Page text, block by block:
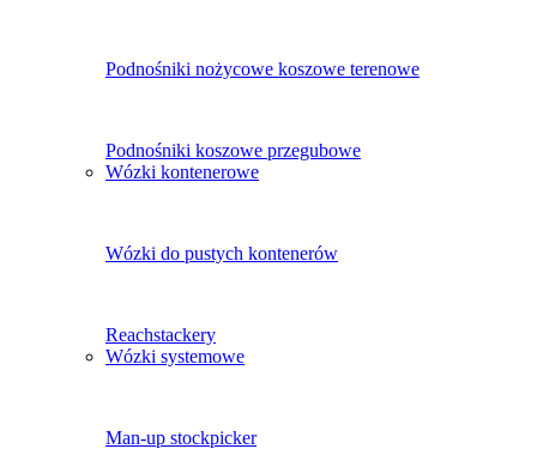
Podnośniki nożycowe koszowe terenowe
Podnośniki koszowe przegubowe
Wózki kontenerowe
Wózki do pustych kontenerów
Reachstackery
Wózki systemowe
Man-up stockpicker